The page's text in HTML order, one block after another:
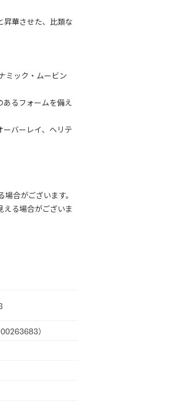
昇華させた、比類な
ミック・ムービン
るフォームを備え
バーレイ、ヘリテ
合がございます。
る場合がございま
）